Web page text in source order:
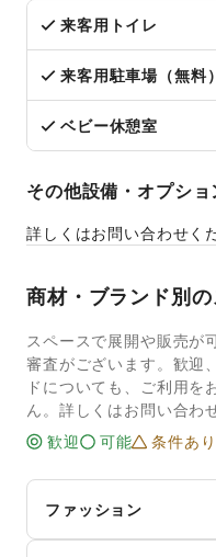
来客用トイレ
来客用駐車場（無料）
ベビー休憩室
その他設備・オプショ
詳しくはお問い合わせく
商材・ブランド別
スペースで展開や販売が
審査がございます。歓迎
ドについても、ご利用を
ん。詳しくはお問い合わ
歓迎
可能 条件あり
ファッション